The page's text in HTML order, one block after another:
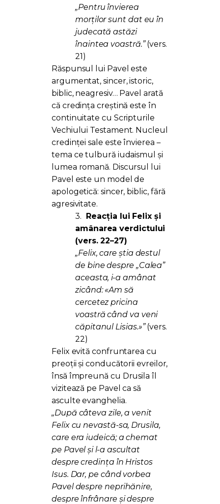
„Pentru învierea
morților sunt dat eu în
judecată astăzi
înaintea voastră.”(vers.
21)
Răspunsul lui Pavel este
argumentat, sincer, istoric,
biblic, neagresiv… Pavel arată
că credința creștină este în
continuitate cu Scripturile
Vechiului Testament. Nucleul
credinței sale este învierea –
tema ce tulbură iudaismul și
lumea romană. Discursul lui
Pavel este un model de
apologetică: sincer, biblic, fără
agresivitate.
3. Reacția lui Felix și
amânarea verdictului
(vers. 22–27)
„Felix, care știa destul
de bine despre „Calea”
aceasta, i-a amânat
zicând: «Am să
cercetez pricina
voastră când va veni
căpitanul Lisias.»”(vers.
22)
Felix evită confruntarea cu
preoții și conducătorii evreilor,
însă împreună cu Drusila îl
vizitează pe Pavel ca să
asculte evanghelia.
„După câteva zile, a venit
Felix cu nevastă-sa, Drusila,
care era iudeică; a chemat
pe Pavel și l-a ascultat
despre credința în Hristos
Isus. Dar, pe când vorbea
Pavel despre neprihănire,
despre înfrânare și despre